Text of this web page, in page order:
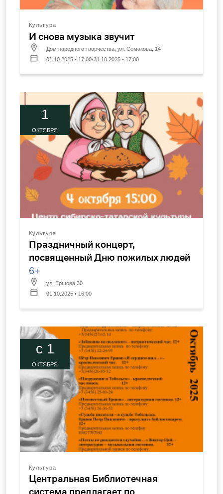
Культура
И снова музыка звучит
Дом народного творчества, ул. Семакова, 14
01.10.2025 • 17:00-31.10.2025 • 17:00
1
ОКТЯБРЯ
Культура
Праздничный концерт,
посвященный Дню пожилых людей
6+
ул. Ершова 30
01.10.2025 • 16:00
c 1
ОКТЯБРЯ
Культура
Центральная Библиотечная